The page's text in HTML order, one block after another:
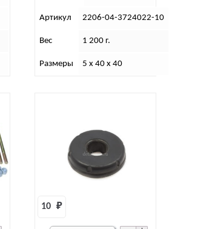
Артикул 2206-04-3724022-10
Вес 1 200 г.
Размеры 5 х 40 х 40
10 ₽